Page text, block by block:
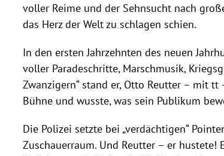
voller Reime und der Sehnsucht nach
das Herz der Welt zu schlagen schien.
In den ersten Jahrzehnten des neuen
voller Paradeschritte, Marschmusik,
Zwanzigern“ stand er, Otto Reutter – mit
Bühne und wusste, was sein Publikum
Die Polizei setzte bei „verdächtigen“
Zuschauerraum. Und Reutter – er